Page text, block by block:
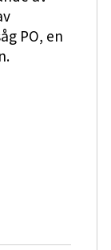
PO, en